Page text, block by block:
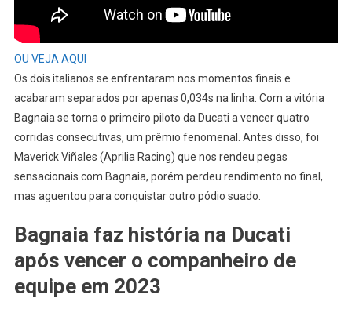
OU VEJA AQUI
Os dois italianos se enfrentaram nos momentos finais e
acabaram separados por apenas 0,034s na linha. Com a vitória
Bagnaia se torna o primeiro piloto da Ducati a vencer quatro
corridas consecutivas, um prêmio fenomenal. Antes disso, foi
Maverick Viñales (Aprilia Racing) que nos rendeu pegas
sensacionais com Bagnaia, porém perdeu rendimento no final,
mas aguentou para conquistar outro pódio suado.
Bagnaia faz história na Ducati
após vencer o companheiro de
equipe em 2023